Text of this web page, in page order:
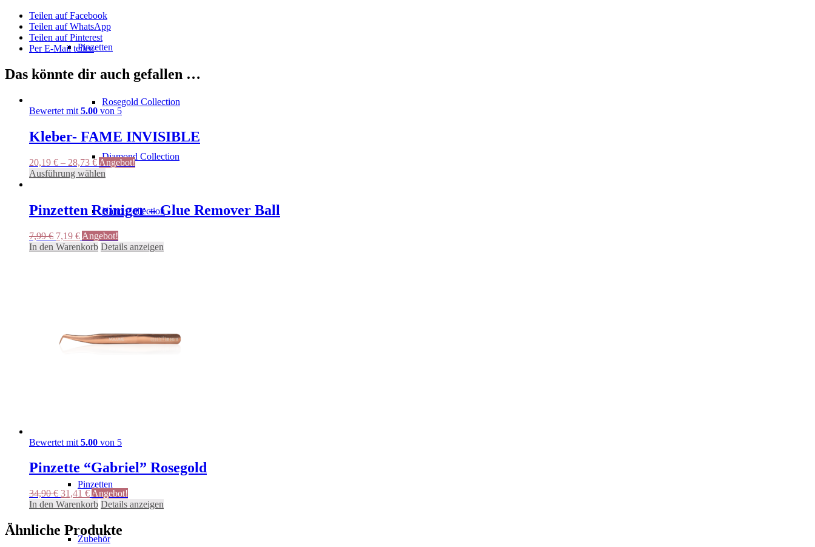
Pinzetten
Rosegold Collection
Diamond Collection
Nano Collection
Pinzetten
Zubehör
Teilen auf Facebook
Teilen auf WhatsApp
Teilen auf Pinterest
Per E-Mail teilen
Das könnte dir auch gefallen …
Bewertet mit 5.00 von 5
Kleber- FAME INVISIBLE
20,19 € – 28,73 € Angebot!
Ausführung wählen
mehrere
Varianten
Die
Optionen
Pinzetten Reiniger – Glue Remover Ball
7,99€ Ursprünglicher
Preis
7,19 €Aktueller
Preis
Angebot!
In den Warenkorb Details anzeigen
Bewertet mit 5.00 von 5
Pinzette “Gabriel” Rosegold
34,90€ Ursprünglicher
Preis
34,90 €
31,41 €Aktueller
Preis
31,41 €.
Angebot!
In den Warenkorb Details anzeigen
Ähnliche Produkte